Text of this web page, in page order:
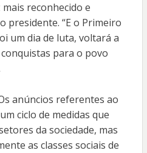
reconhecido e
presidente. “E o Primeiro
um dia de luta, voltará a
para o povo
anúncios referentes ao
ciclo de medidas que
da sociedade, mas
as classes sociais de